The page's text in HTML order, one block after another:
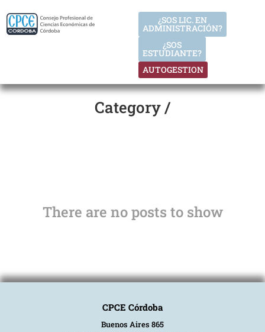
AUTOGESTION
¿SOS
ESTUDIANTE?
¿SOS LIC. EN
ADMINISTRACIÓN?
Category /
There are no posts to show
CPCE Córdoba
Buenos Aires 865